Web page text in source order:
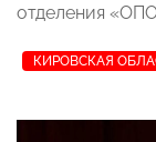
отделения
КИРОВСКАЯ